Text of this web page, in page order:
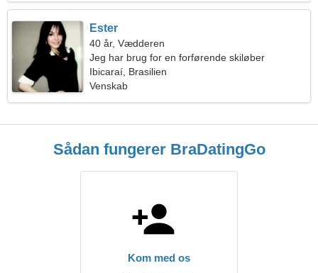
Ester
40 år, Vædderen
Jeg har brug for en forførende skiløber
Ibicaraí, Brasilien
Venskab
Sådan fungerer BraDatingGo
Kom med os